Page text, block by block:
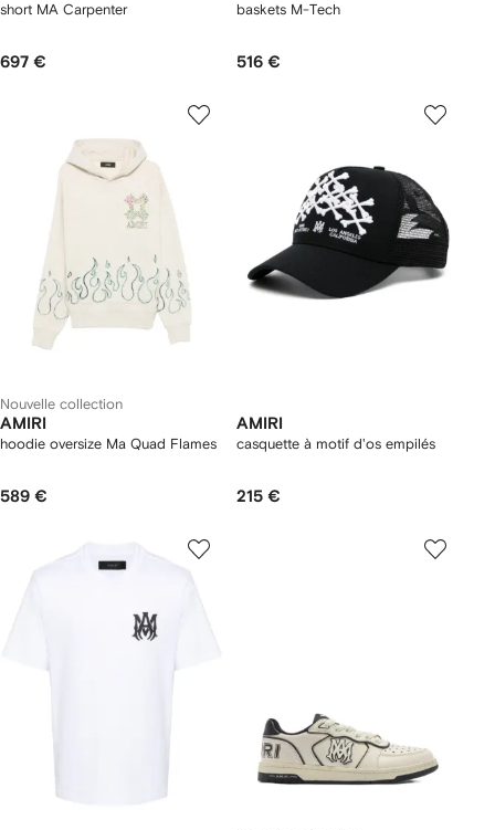
short MA Carpenter
697 €
baskets M-Tech
516 €
Nouvelle collection
AMIRI
hoodie oversize Ma Quad Flames
589 €
AMIRI
casquette à motif d'os empilés
215 €